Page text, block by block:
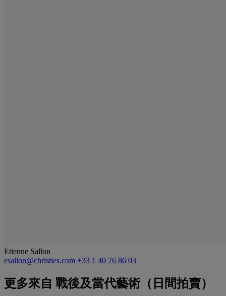
Etienne Sallon
esallon@christies.com +33 1 40 76 86 03
更多來自 戰後及當代藝術（日間拍賣）